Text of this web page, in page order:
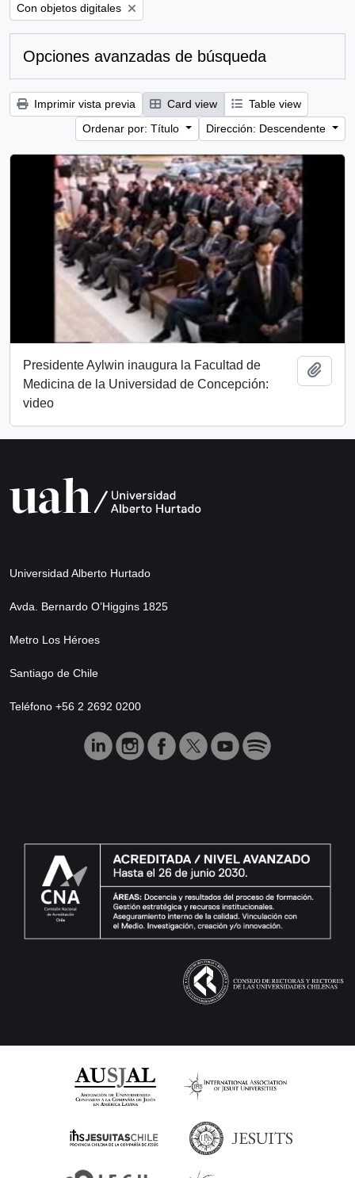
Remove filter:
Con objetos digitales
Opciones avanzadas de búsqueda
Imprimir vista previa Card view
Table view
Ordenar por: Título
Dirección: Descendente
Presidente Aylwin inaugura la Facultad de
Medicina de la Universidad de Concepción:
video
Universidad Alberto Hurtado
Avda. Bernardo O’Higgins 1825
Metro Los Héroes
Santiago de Chile
Teléfono +56 2 2692 0200